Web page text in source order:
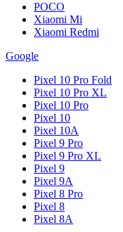
POCO
Xiaomi Mi
Xiaomi Redmi
Google
Pixel 10 Pro Fold
Pixel 10 Pro XL
Pixel 10 Pro
Pixel 10
Pixel 10A
Pixel 9 Pro
Pixel 9 Pro XL
Pixel 9
Pixel 9A
Pixel 8 Pro
Pixel 8
Pixel 8A